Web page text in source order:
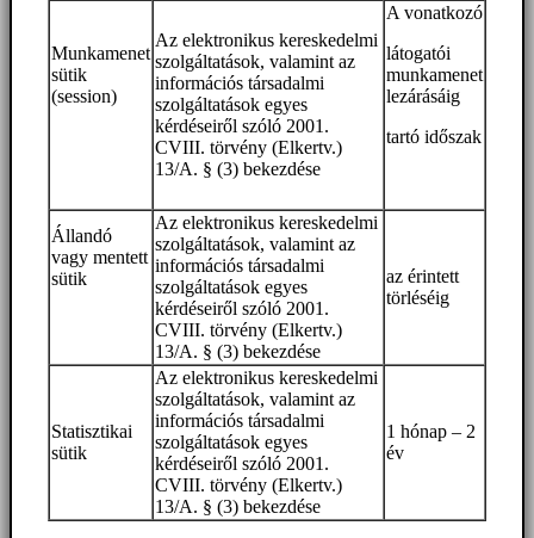
Munkamenet
sütik
(session)
Az elektronikus kereskedelmi
szolgáltatások, valamint az
információs társadalmi
szolgáltatások egyes
kérdéseiről szóló 2001.
CVIII. törvény (Elkertv.)
13/A. § (3) bekezdése
A vonatkozó
látogatói
munkamenet
lezárásáig
tartó időszak
Állandó
vagy mentett
sütik
Az elektronikus kereskedelmi
szolgáltatások, valamint az
információs társadalmi
szolgáltatások egyes
kérdéseiről szóló 2001.
CVIII. törvény (Elkertv.)
13/A. § (3) bekezdése
az érintett
törléséig
Statisztikai
sütik
Az elektronikus kereskedelmi
szolgáltatások, valamint az
információs társadalmi
szolgáltatások egyes
kérdéseiről szóló 2001.
CVIII. törvény (Elkertv.)
13/A. § (3) bekezdése
1 hónap – 2
év